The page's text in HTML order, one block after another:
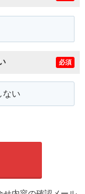
必須
ない